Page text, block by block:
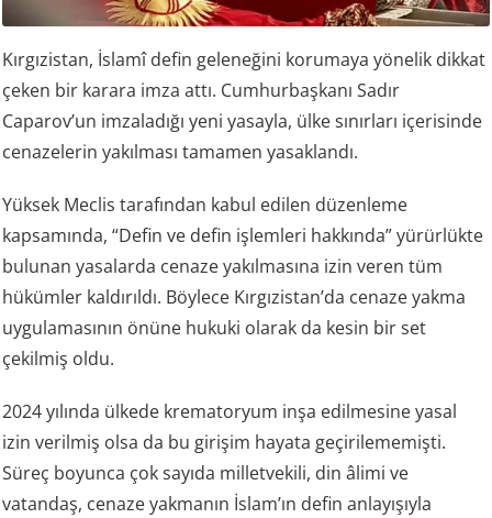
Kırgızistan, İslamî defin geleneğini korumaya yönelik dikkat
çeken bir karara imza attı. Cumhurbaşkanı Sadır
Caparov’un imzaladığı yeni yasayla, ülke sınırları içerisinde
cenazelerin yakılması tamamen yasaklandı.
Yüksek Meclis tarafından kabul edilen düzenleme
kapsamında, “Defin ve defin işlemleri hakkında” yürürlükte
bulunan yasalarda cenaze yakılmasına izin veren tüm
hükümler kaldırıldı. Böylece Kırgızistan’da cenaze yakma
uygulamasının önüne hukuki olarak da kesin bir set
çekilmiş oldu.
2024 yılında ülkede krematoryum inşa edilmesine yasal
izin verilmiş olsa da bu girişim hayata geçirilememişti.
Süreç boyunca çok sayıda milletvekili, din âlimi ve
vatandaş, cenaze yakmanın İslam’ın defin anlayışıyla